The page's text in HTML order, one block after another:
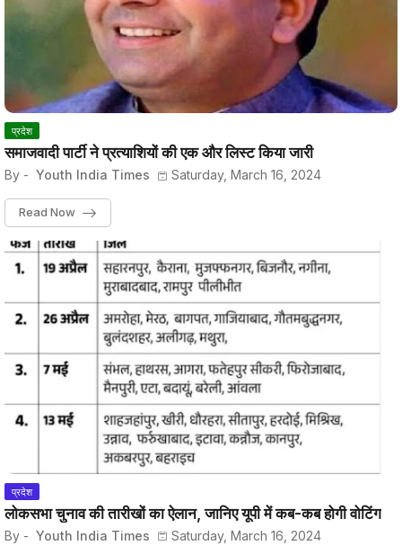
प्रदेश
समाजवादी पार्टी ने प्रत्याशियों की एक और लिस्ट किया जारी
By - Youth India Times Saturday, March 16, 2024
Read Now
प्रदेश
लोकसभा चुनाव की तारीखों का ऐलान, जानिए यूपी में कब-कब होगी वोटिंग
By - Youth India Times Saturday, March 16, 2024